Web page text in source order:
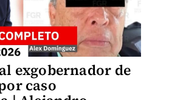
exgobernador de
caso